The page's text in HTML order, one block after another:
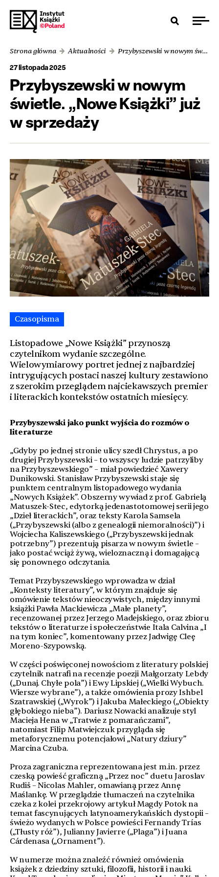
Strona główna Aktualności Przybyszewski w nowym świetle. „Nowe Książki” już w sprzedaży
27 listopada 2025
Przybyszewski w nowym
świetle. „Nowe Książki” już
w sprzedaży
Czasopisma
Listopadowe „Nowe Książki” przynoszą
czytelnikom wydanie szczególne.
Wielowymiarowy portret jednej z najbardziej
intrygujących postaci naszej kultury zestawiono
z szerokim przeglądem najciekawszych premier
i literackich kontekstów ostatnich miesięcy.
Przybyszewski jako punkt wyjścia do rozmów o
literaturze
„Gdyby po jednej stronie ulicy szedł Chrystus, a po
drugiej Przybyszewski – to wszyscy ludzie patrzyliby
na Przybyszewskiego” – miał powiedzieć Xawery
Dunikowski. Stanisław Przybyszewski staje się
punktem centralnym listopadowego wydania
„Nowych Książek”. Obszerny wywiad z prof. Gabrielą
Matuszek-Stec, edytorką jedenastotomowej serii jego
„Dzieł literackich”, oraz teksty Karola Samsela
(„Przybyszewski (albo z genealogii niemoralności)”) i
Wojciecha Kaliszewskiego („Przybyszewski jednak
potrzebny”) prezentują pisarza w nowym świetle –
jako postać wciąż żywą, wieloznaczną i domagającą
się ponownego odczytania.
Temat Przybyszewskiego wprowadza w dział
„Konteksty literatury”, w którym znajduje się
omówienie tekstów nieoczywistych, między innymi
książki Pawła Mackiewicza „Małe planety”,
recenzowanej przez Jerzego Madejskiego, oraz zbioru
tekstów o literaturze i społeczeństwie Itala Calvina „I
na tym koniec”, komentowany przez Jadwigę Cleę
Moreno-Szypowską.
W części poświęconej nowościom z literatury polskiej
czytelnik natrafi na recenzje poezji Małgorzaty Lebdy
(„Dunaj. Chyłe pola”) i Ewy Lipskiej („Wielki Wybuch.
Wiersze wybrane”), a także omówienia prozy Ishbel
Szatrawskiej („Wyrok”) i Jakuba Małeckiego („Obiekty
głębokiego nieba”). Dariusz Nowacki analizuje styl
Macieja Hena w „Tratwie z pomarańczami”,
natomiast Filip Matwiejczuk przygląda się
metaforycznemu potencjałowi „Natury dziury”
Marcina Czuba.
Proza zagraniczna reprezentowana jest m.in. przez
czeską powieść graficzną „Przez noc” duetu Jaroslav
Rudiš – Nicolas Mahler, omawianą przez Annę
Maślankę. W przeglądzie tłumaczeń na czytelnika
czeka z kolei przekrojowy artykuł Magdy Potok na
temat fascynujących latynoamerykańskich dystopii –
świeżo wydanych w Polsce powieści Fernandy Trías
(„Tłusty róż”), Julianny Javierre („Plaga”) i Juana
Cárdenasa („Ornament”).
W numerze można znaleźć również omówienia
książek z dziedziny sztuki, filozofii, historii i nauki.